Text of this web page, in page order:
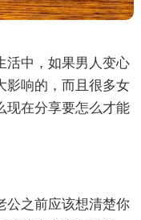
活中，如果男人变心
影响的，而且很多女
现在分享要怎么才能
公之前应该想清楚你